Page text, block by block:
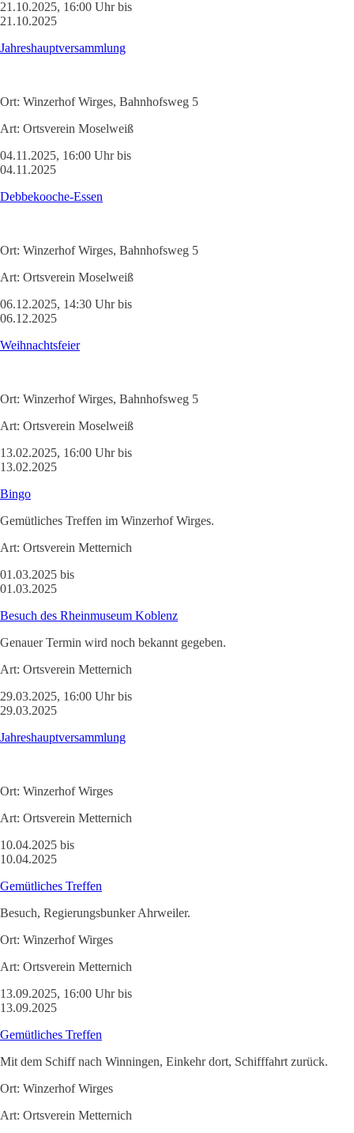
21.10.2025, 16:00 Uhr bis
21.10.2025
Jahreshauptversammlung
Ort: Winzerhof Wirges, Bahnhofsweg 5
Art: Ortsverein Moselweiß
04.11.2025, 16:00 Uhr bis
04.11.2025
Debbekooche-Essen
Ort: Winzerhof Wirges, Bahnhofsweg 5
Art: Ortsverein Moselweiß
06.12.2025, 14:30 Uhr bis
06.12.2025
Weihnachtsfeier
Ort: Winzerhof Wirges, Bahnhofsweg 5
Art: Ortsverein Moselweiß
13.02.2025, 16:00 Uhr bis
13.02.2025
Bingo
Gemütliches Treffen im Winzerhof Wirges.
Art: Ortsverein Metternich
01.03.2025 bis
01.03.2025
Besuch des Rheinmuseum Koblenz
Genauer Termin wird noch bekannt gegeben.
Art: Ortsverein Metternich
29.03.2025, 16:00 Uhr bis
29.03.2025
Jahreshauptversammlung
Ort: Winzerhof Wirges
Art: Ortsverein Metternich
10.04.2025 bis
10.04.2025
Gemütliches Treffen
Besuch, Regierungsbunker Ahrweiler.
Ort: Winzerhof Wirges
Art: Ortsverein Metternich
13.09.2025, 16:00 Uhr bis
13.09.2025
Gemütliches Treffen
Mit dem Schiff nach Winningen, Einkehr dort, Schifffahrt zurück.
Ort: Winzerhof Wirges
Art: Ortsverein Metternich